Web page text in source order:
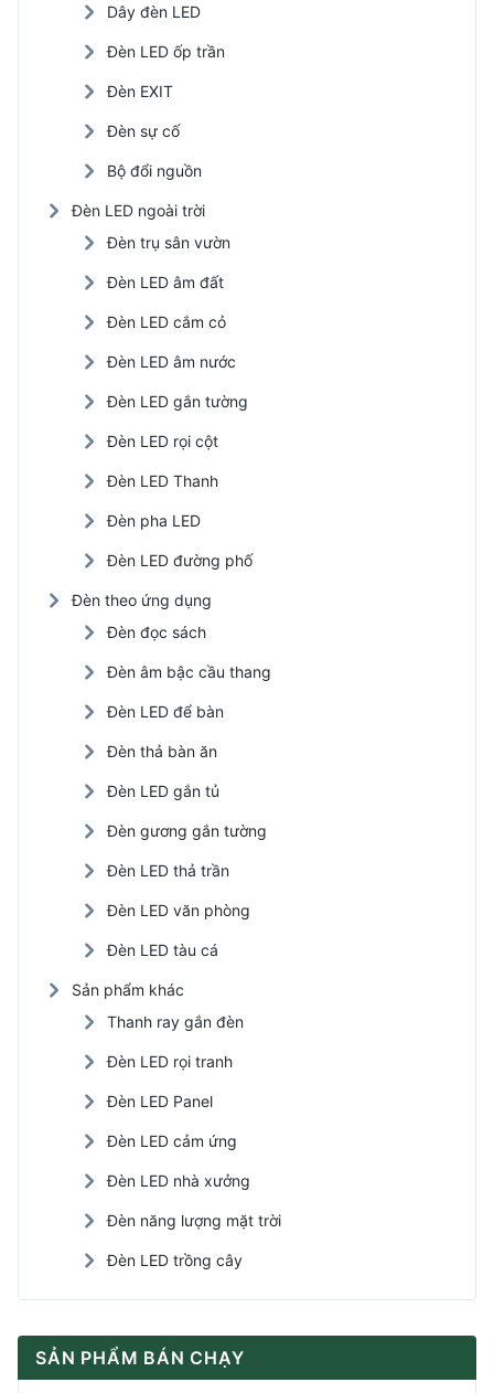
Dây đèn LED
Đèn LED ốp trần
Đèn EXIT
Đèn sự cố
Bộ đổi nguồn
Đèn LED ngoài trời
Đèn trụ sân vườn
Đèn LED âm đất
Đèn LED cắm cỏ
Đèn LED âm nước
Đèn LED gắn tường
Đèn LED rọi cột
Đèn LED Thanh
Đèn pha LED
Đèn LED đường phố
Đèn theo ứng dụng
Đèn đọc sách
Đèn âm bậc cầu thang
Đèn LED để bàn
Đèn thả bàn ăn
Đèn LED gắn tủ
Đèn gương gắn tường
Đèn LED thả trần
Đèn LED văn phòng
Đèn LED tàu cá
Sản phẩm khác
Thanh ray gắn đèn
Đèn LED rọi tranh
Đèn LED Panel
Đèn LED cảm ứng
Đèn LED nhà xưởng
Đèn năng lượng mặt trời
Đèn LED trồng cây
SẢN PHẨM BÁN CHẠY